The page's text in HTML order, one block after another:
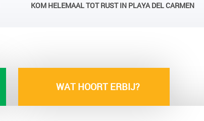
KOM HELEMAAL TOT RUST IN PLAYA DEL CARMEN
WAT HOORT ERBIJ?